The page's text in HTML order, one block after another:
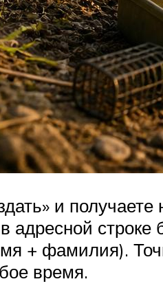
и
адресной строке
+ фамилия).
время.